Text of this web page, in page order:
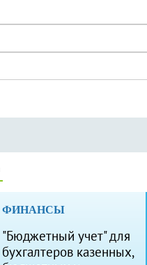
ФИНАНСЫ
"Бюджетный учет" для
бухгалтеров казенных,